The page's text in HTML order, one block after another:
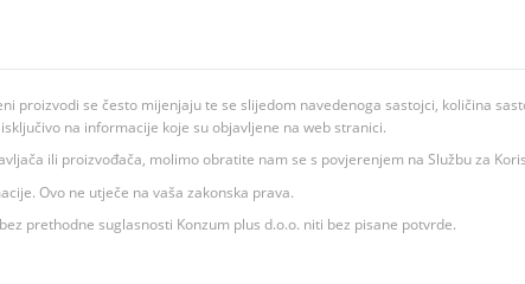
se često mijenjaju te se slijedom navedenoga sastojci, količina
na informacije koje su objavljene na web stranici.
ili proizvođača, molimo obratite nam se s povjerenjem na Službu za
Ovo ne utječe na vaša zakonska prava.
prethodne suglasnosti Konzum plus d.o.o. niti bez pisane potvrde.